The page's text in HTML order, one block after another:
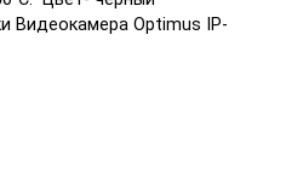
Видеокамера Optimus IP-